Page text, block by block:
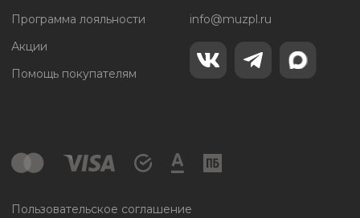
Программа лояльности
Акции
Помощь покупателям
info@muzpl.ru
Пользовательское соглашение